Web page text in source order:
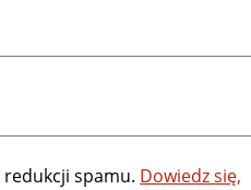
spamu. Dowiedz się,